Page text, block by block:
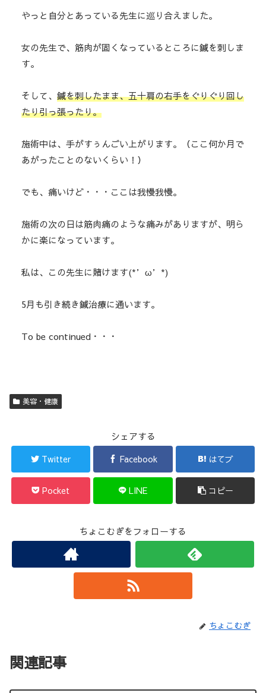
やっと自分とあっている先生に巡り合えました。
女の先生で、筋肉が固くなっているところに鍼を刺しま
す。
そして、 鍼を刺したまま、五十肩の右手をぐりぐり回し
たり引っ張ったり。
施術中は、手がすぅんごい上がります。（ここ何か月で
あがったことのないくらい！）
でも、痛いけど・・・ここは我慢我慢。
施術の次の日は筋肉痛のような痛みがありますが、明ら
かに楽になっています。
私は、この先生に賭けます(*’ω’*)
5月も引き続き鍼治療に通います。
To be continued・・・
美容・健康
シェアする
Twitter Facebook はてブ
Pocket LINE コピー
ちょこむぎをフォローする
ちょこむぎ
関連記事